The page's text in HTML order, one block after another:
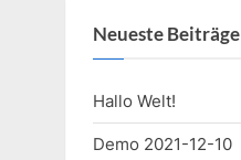
Neueste Beiträge
Hallo Welt!
Demo 2021-12-10